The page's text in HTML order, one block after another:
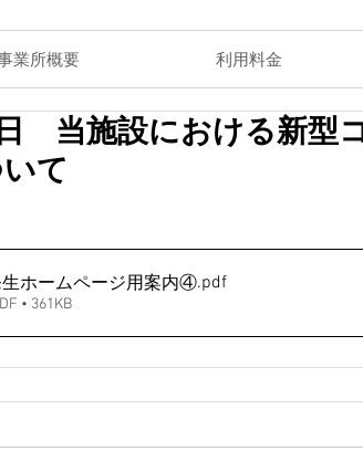
業所概要 利用料金
当施設における新型
て
生ホームページ用案内④.pdf
• 361KB